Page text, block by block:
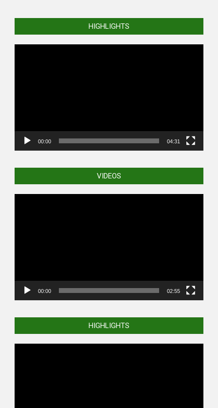
HIGHLIGHTS
00:00 04:31
VIDEOS
00:00 02:55
HIGHLIGHTS